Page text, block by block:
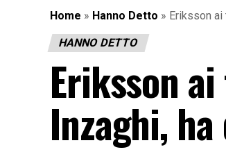
Home » Hanno Detto » Eriksson
HANNO DETTO
Eriksson
Inzaghi,